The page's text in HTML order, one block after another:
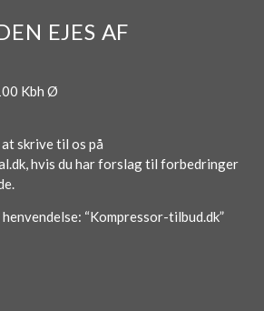
EJES AF
Kbh Ø
skrive til os på
hvis du har forslag til forbedringer
“Kompressor-tilbud.dk”